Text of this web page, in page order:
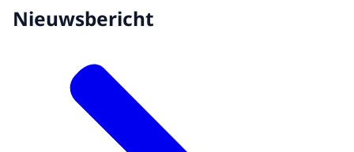
Nieuwsbericht